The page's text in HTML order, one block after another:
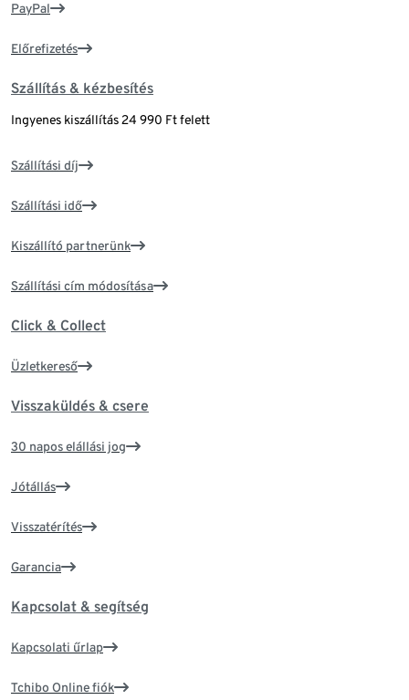
PayPal
Előrefizetés
Szállítás & kézbesítés
Ingyenes kiszállítás 24 990 Ft felett
Szállítási díj
Szállítási idő
Kiszállító partnerünk
Szállítási cím módosítása
Click & Collect
Üzletkereső
Visszaküldés & csere
30 napos elállási jog
Jótállás
Visszatérítés
Garancia
Kapcsolat & segítség
Kapcsolati űrlap
Tchibo Online fiók